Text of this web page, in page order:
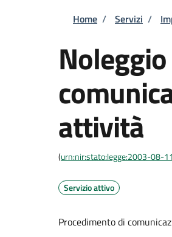
Briciole
Home / Servizi /
attività
(urn:nir:stato:legge:2003-08-
Servizio attivo
Procedimento di